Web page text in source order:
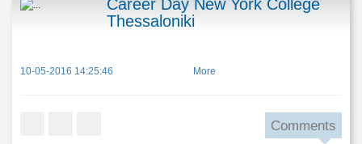
Career Day New York College
Thessaloniki
10-05-2016 14:25:46 More
Comments